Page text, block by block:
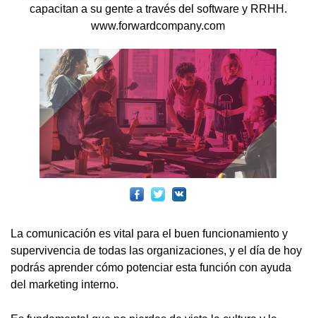
capacitan a su gente a través del software y RRHH.
www.forwardcompany.com
La comunicación es vital para el buen funcionamiento y
supervivencia de todas las organizaciones, y el día de hoy
podrás aprender cómo potenciar esta función con ayuda
del marketing interno.